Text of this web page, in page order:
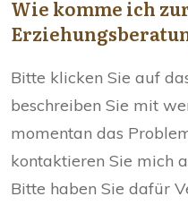
Wie komme ich
Bitte klicken Sie auf
beschreiben Sie mit
momentan das
kontaktieren Sie mich
Bitte haben Sie dafür